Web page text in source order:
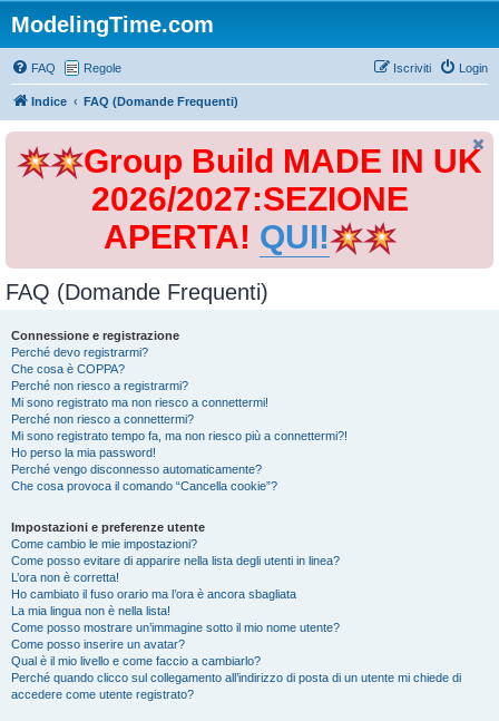
ModelingTime.com
FAQ Regole Login
Iscriviti
Indice FAQ (Domande Frequenti)
Group Build MADE IN UK
2026/2027:SEZIONE
APERTA! QUI!
FAQ (Domande Frequenti)
Connessione e registrazione
Perché devo registrarmi?
Che cosa è COPPA?
Perché non riesco a registrarmi?
Mi sono registrato ma non riesco a connettermi!
Perché non riesco a connettermi?
Mi sono registrato tempo fa, ma non riesco più a connettermi?!
Ho perso la mia password!
Perché vengo disconnesso automaticamente?
Che cosa provoca il comando “Cancella cookie”?
Impostazioni e preferenze utente
Come cambio le mie impostazioni?
Come posso evitare di apparire nella lista degli utenti in linea?
L’ora non è corretta!
Ho cambiato il fuso orario ma l’ora è ancora sbagliata
La mia lingua non è nella lista!
Come posso mostrare un’immagine sotto il mio nome utente?
Come posso inserire un avatar?
Qual è il mio livello e come faccio a cambiarlo?
Perché quando clicco sul collegamento all’indirizzo di posta di un utente mi chiede di
accedere come utente registrato?